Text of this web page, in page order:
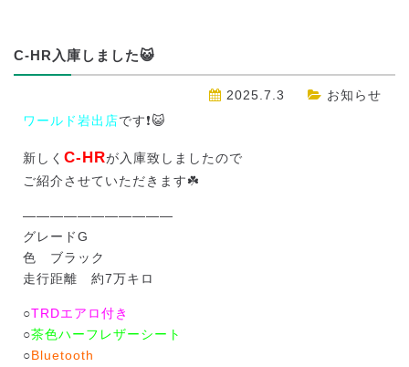
C-HR入庫しました😺
2025.7.3
お知らせ
ワールド岩出店です❗😺
新しく C-HRが入庫致しましたので
ご紹介させていただきます☘️
———————————
グレードG
色 ブラック
走行距離 約7万キロ
○TRDエアロ付き
○茶色ハーフレザーシート
○Bluetooth